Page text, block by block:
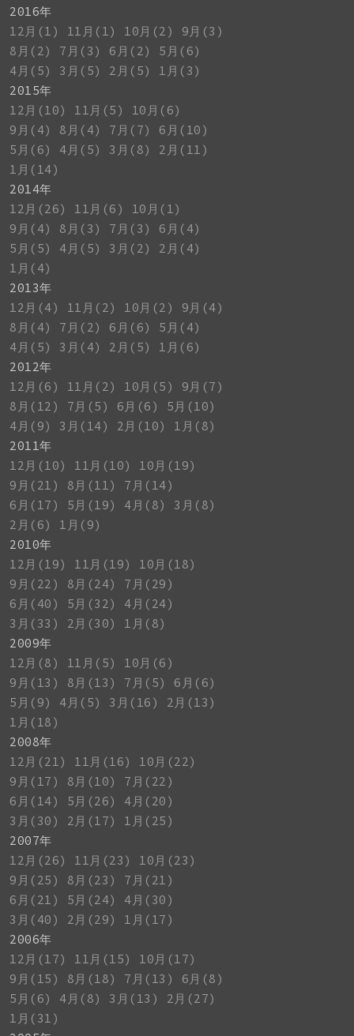
2016年
12月(1)
11月(1) 10月(2)
9月(3)
8月(2)
7月(3) 6月(2)
5月(6)
4月(5)
3月(5) 2月(5)
1月(3)
2015年
12月(10)
11月(5)
10月(6)
9月(4)
8月(4) 7月(7)
6月(10)
5月(6)
4月(5) 3月(8)
2月(11)
1月(14)
2014年
12月(26)
11月(6)
10月(1)
9月(4)
8月(3) 7月(3)
6月(4)
5月(5)
4月(5) 3月(2)
2月(4)
1月(4)
2013年
12月(4)
11月(2) 10月(2)
9月(4)
8月(4)
7月(2) 6月(6)
5月(4)
4月(5)
3月(4) 2月(5)
1月(6)
2012年
12月(6)
11月(2) 10月(5)
9月(7)
8月(12)
7月(5) 6月(6)
5月(10)
4月(9)
3月(14) 2月(10)
1月(8)
2011年
12月(10)
11月(10)
10月(19)
9月(21)
8月(11)
7月(14)
6月(17)
5月(19) 4月(8)
3月(8)
2月(6)
1月(9)
2010年
12月(19)
11月(19)
10月(18)
9月(22)
8月(24)
7月(29)
6月(40)
5月(32)
4月(24)
3月(33)
2月(30)
1月(8)
2009年
12月(8)
11月(5)
10月(6)
9月(13)
8月(13) 7月(5)
6月(6)
5月(9)
4月(5) 3月(16)
2月(13)
1月(18)
2008年
12月(21)
11月(16)
10月(22)
9月(17)
8月(10)
7月(22)
6月(14)
5月(26)
4月(20)
3月(30)
2月(17)
1月(25)
2007年
12月(26)
11月(23)
10月(23)
9月(25)
8月(23)
7月(21)
6月(21)
5月(24)
4月(30)
3月(40)
2月(29)
1月(17)
2006年
12月(17)
11月(15)
10月(17)
9月(15)
8月(18) 7月(13)
6月(8)
5月(6)
4月(8) 3月(13)
2月(27)
1月(31)